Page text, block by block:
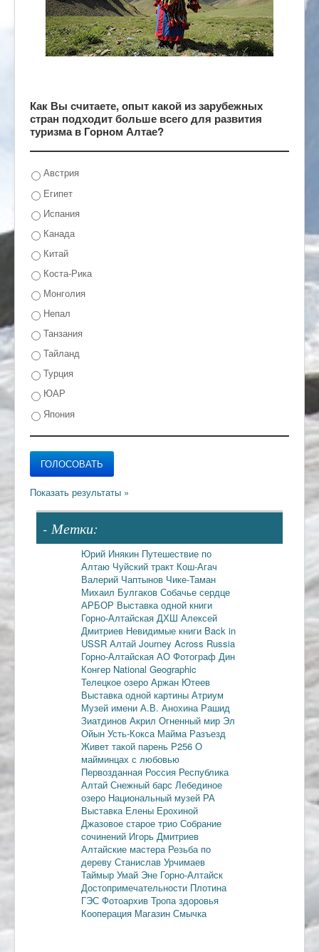
Как Вы считаете, опыт какой из зарубежных
стран подходит больше всего для развития
туризма в Горном Алтае?
Австрия
Египет
Испания
Канада
Китай
Коста-Рика
Монголия
Непал
Танзания
Тайланд
Турция
ЮАР
Япония
- Метки:
Юрий Инякин Путешествие по
Алтаю Чуйский тракт Кош-Агач
Валерий Чаптынов Чике-Таман
Михаил Булгаков Собачье сердце
АРБОР Выставка одной книги
Горно-Алтайская ДХШ Алексей
Дмитриев Невидимые книги Back in
USSR Алтай Journey Across Russia
Горно-Алтайская АО Фотограф Дин
Конгер National Geographic
Телецкое озеро Аржан Ютеев
Выставка одной картины Атриум
Музей имени А.В. Анохина Рашид
Зиатдинов Акрил Огненный мир Эл
Ойын Усть-Кокса Майма Разъезд
Живет такой парень Р256 О
майминцах с любовью
Первозданная Россия Республика
Алтай Снежный барс Лебединое
озеро Национальный музей РА
Выставка Елены Ерохиной
Джазовое старое трио Собрание
сочинений Игорь Дмитриев
Алтайские мастера Резьба по
дереву Станислав Урчимаев
Таймыр Умай Эне Горно-Алтайск
Достопримечательности Плотина
ГЭС Фотоархив Тропа здоровья
Кооперация Магазин Смычка